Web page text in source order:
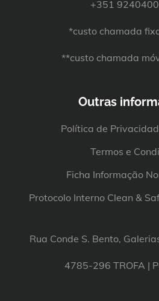
+351
*custo chamada
**custo chamada
Outras
Política de
Termos e
Ficha Informação
Protocolo Interno Clean &
Rua Conde S. Bento,
4785-296 TROFA |